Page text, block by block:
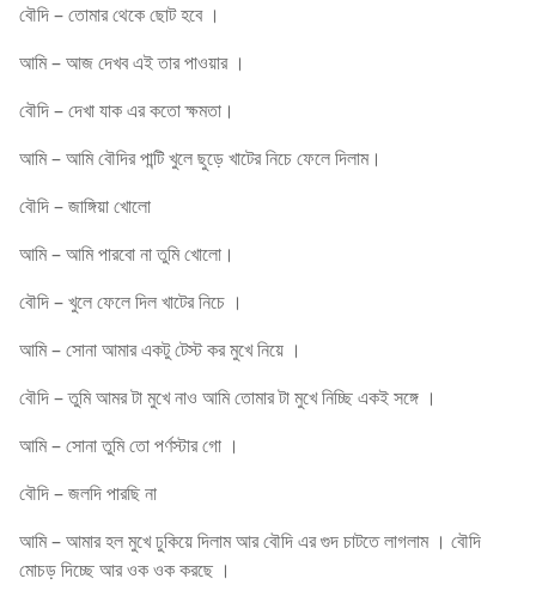
বৌদি – তোমার থেকে ছোট হবে ।
আমি – আজ দেখব এই তার পাওয়ার ।
বৌদি – দেখা যাক এর কতো ক্ষমতা।
আমি – আমি বৌদির পান্টি খুলে ছুড়ে খাটের নিচে ফেলে দিলাম।
বৌদি – জাঙ্গিয়া খোলো
আমি – আমি পারবো না তুমি খোলো।
বৌদি – খুলে ফেলে দিল খাটের নিচে ।
আমি – সোনা আমার একটু টেস্ট কর মুখে নিয়ে ।
বৌদি – তুমি আমর টা মুখে নাও আমি তোমার টা মুখে নিচ্ছি একই সঙ্গে ।
আমি – সোনা তুমি তো পর্ণস্টার গো ।
বৌদি – জলদি পারছি না
আমি – আমার হল মুখে ঢুকিয়ে দিলাম আর বৌদি এর গুদ চাটতে লাগলাম । বৌদি
মোচড় দিচ্ছে আর ওক ওক করছে ।